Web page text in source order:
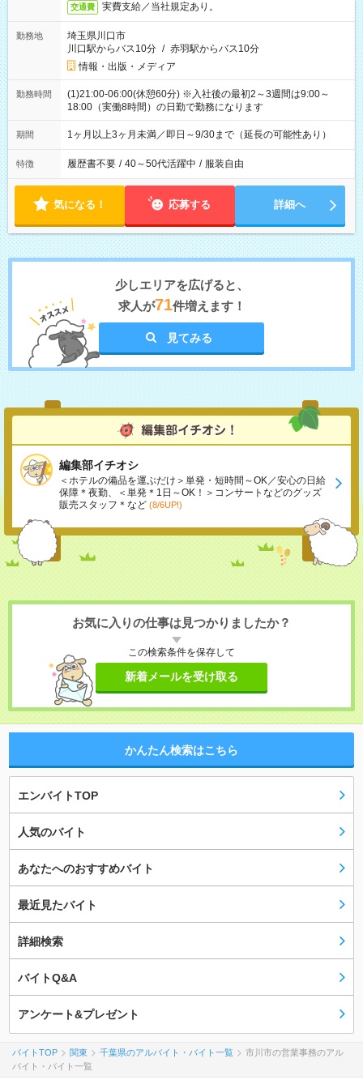
交通費 実費支給／当社規定あり。
勤務地
埼玉県川口市
川口駅からバス10分 / 赤羽駅からバス10分
情報・出版・メディア
勤務時間
(1)21:00-06:00(休憩60分) ※入社後の最初2～3週間は9:00～
18:00（実働8時間）の日勤で勤務になります
期間 1ヶ月以上3ヶ月未満／即日～9/30まで（延長の可能性あり）
特徴 履歴書不要 / 40～50代活躍中 / 服装自由
気になる！ 応募する 詳細へ
少しエリアを広げると、
求人が71件増えます！
見てみる
編集部イチオシ
＜ホテルの備品を運ぶだけ＞単発・短時間～OK／安心の日給
保障＊夜勤、＜単発＊1日～OK！＞コンサートなどのグッズ
販売スタッフ＊など (8/6UP!)
お気に入りの仕事は見つかりましたか？
この検索条件を保存して
新着メールを受け取る
かんたん検索はこちら
エンバイトTOP
人気のバイト
あなたへのおすすめバイト
最近見たバイト
詳細検索
バイトQ&A
アンケート&プレゼント
バイトTOP 関東 千葉県のアルバイト・バイト一覧
市川市の営業事務のアル
バイト・バイト一覧